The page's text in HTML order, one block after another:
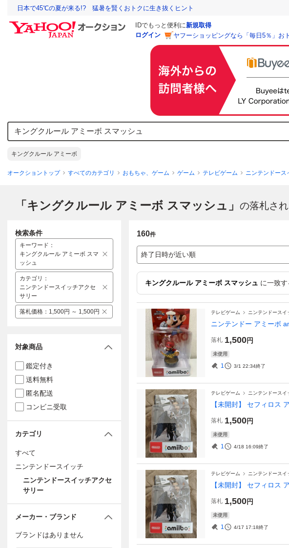
日本で45℃の夏が来る!? 猛暑を賢くおトクに生き抜くヒント
IDでもっと便利に新規取得
ログイン
ヤフーショッピングなら「毎日5％」お
キングクルール アミーボ
オークショントップ すべてのカテゴリ おもちゃ、ゲーム ゲーム テレビゲーム ニンテンドース
「キングクルール アミーボ スマッシュ」 の落札さ
160件
終了日時が近い順
キングクルール アミーボ スマッシュ に一致
テレビゲーム ニンテンドースイ
ニンテンドー アミーボ
落札 1,500円
未使用
1 3/1 22:34終了
テレビゲーム ニンテンドースイ
【未開封】 セフィロス
落札 1,500円
未使用
1 4/18 16:09終了
テレビゲーム ニンテンドースイ
【未開封】 セフィロス
落札 1,500円
未使用
1 4/17 17:18終了
検索条件
キーワード ：
キングクルール アミーボ スマ
ッシュ
カテゴリ ：
ニンテンドースイッチアクセ
サリー
落札価格 ： 1,500円 ～ 1,500円
対象商品
鑑定付き
送料無料
匿名配送
コンビニ受取
カテゴリ
すべて
ニンテンドースイッチ
ニンテンドースイッチアクセ
サリー
メーカー・ブランド
ブランドはありません